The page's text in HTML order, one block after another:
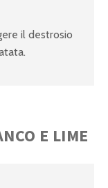
il destrosio
E LIME